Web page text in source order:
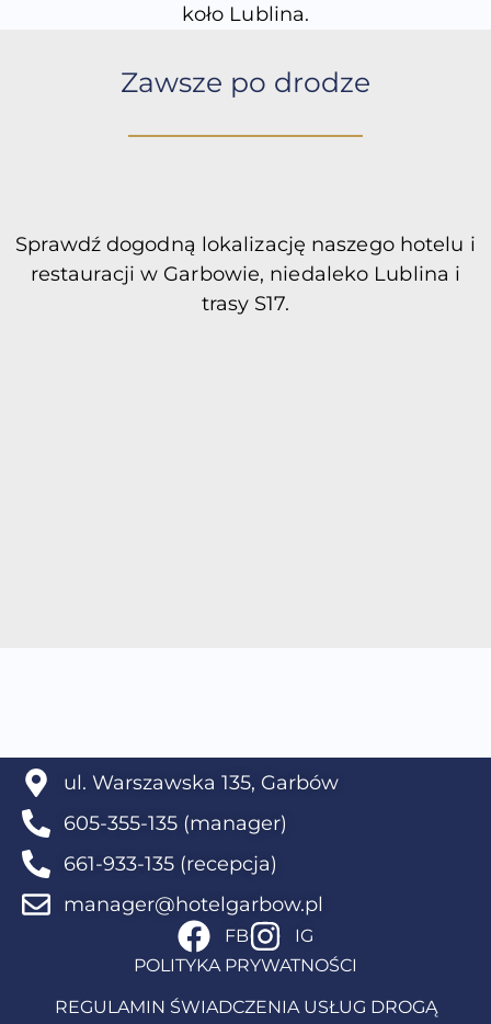
koło Lublina.
Zawsze po drodze
Sprawdź dogodną lokalizację naszego hotelu i
restauracji w Garbowie, niedaleko Lublina i
trasy S17.
ul. Warszawska 135, Garbów
605-355-135 (manager)
661-933-135 (recepcja)
manager@hotelgarbow.pl
FB
IG
POLITYKA PRYWATNOŚCI
REGULAMIN ŚWIADCZENIA USŁUG DROGĄ